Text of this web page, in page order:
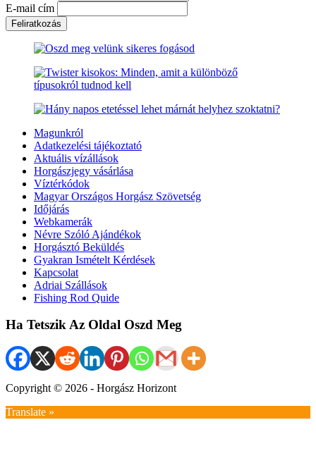
E-mail cím
Magunkról
Adatkezelési tájékoztató
Aktuális vízállások
Horgászjegy vásárlása
Víztérkódok
Magyar Országos Horgász Szövetség
Időjárás
Webkamerák
Névre Szóló Ajándékok
Horgásztó Beküldés
Gyakran Ismételt Kérdések
Kapcsolat
Adriai Szállások
Fishing Rod Quide
Ha Tetszik Az Oldal Oszd Meg
Copyright © 2026 - Horgász Horizont
Translate »